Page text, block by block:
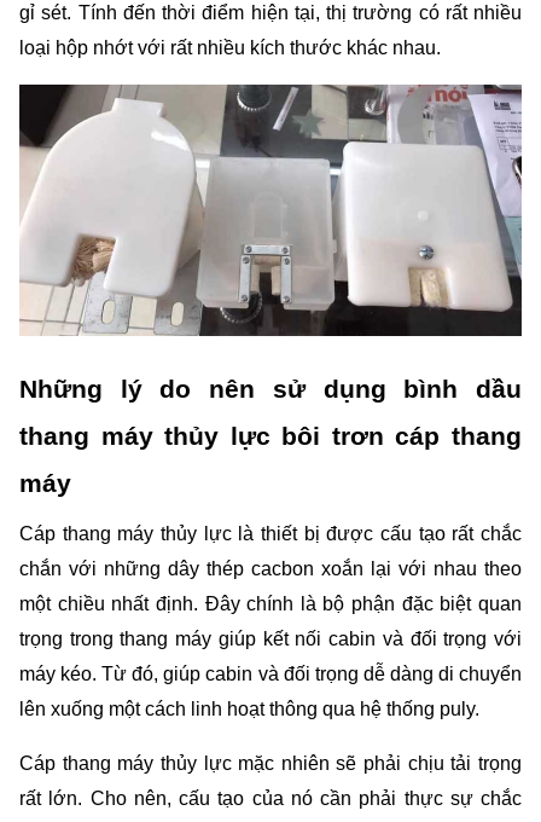
gỉ sét. Tính đến thời điểm hiện tại, thị trường có rất nhiều
loại hộp nhớt với rất nhiều kích thước khác nhau.
Những lý do nên sử dụng bình dầu
thang máy thủy lực bôi trơn cáp thang
máy
Cáp thang máy thủy lực là thiết bị được cấu tạo rất chắc
chắn với những dây thép cacbon xoắn lại với nhau theo
một chiều nhất định. Đây chính là bộ phận đặc biệt quan
trọng trong thang máy giúp kết nối cabin và đối trọng với
máy kéo. Từ đó, giúp cabin và đối trọng dễ dàng di chuyển
lên xuống một cách linh hoạt thông qua hệ thống puly.
Cáp thang máy thủy lực mặc nhiên sẽ phải chịu tải trọng
rất lớn. Cho nên, cấu tạo của nó cần phải thực sự chắc